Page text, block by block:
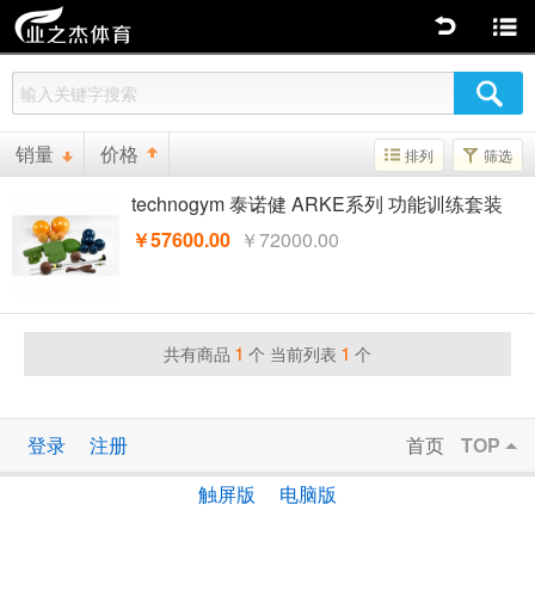
销量 价格 排列 筛选
technogym 泰诺健 ARKE系列 功能训练套装
￥57600.00 ￥72000.00
共有商品 1 个 当前列表 1 个
登录 注册 首页
TOP
触屏版
电脑版